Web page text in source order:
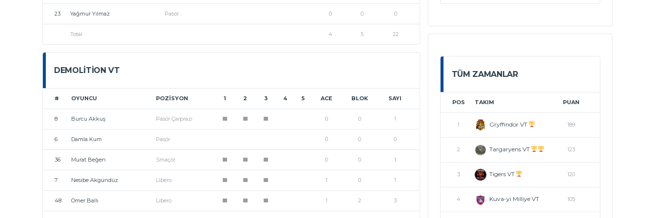
23 Yağmur Yılmaz Pasör 0 0 0
Total 4 5 22
DEMOLITION VT
# OYUNCU POZISYON 1 2 3 4 5 ACE BLOK SAYI
8 Burcu Akkuş Pasör Çarprazı 0 0 1
6 Damla Kum Pasör 0 0 0
36 Murat Beğen Smaçör 0 0 1
7 Nesibe Akgündüz Libero 1 0 1
48 Ömer Ballı Libero 1 2 3
TÜM ZAMANLAR
POS TAKIM PUAN
1 Gryffindor VT 189
2 Targaryens VT 123
3 Tigers VT 120
4 Kuva-yi Milliye VT 105